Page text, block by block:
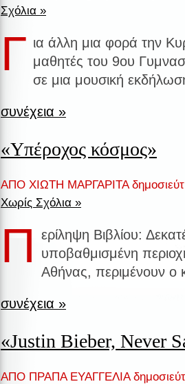
Σχόλια »
Γ ια άλλη μια φορά την
μαθητές του 9ου
σε μια μουσική
συνέχεια »
«Υπέροχος κόσμος»
ΑΠΟ ΧΙΩΤΗ ΜΑΡΓΑΡΙΤΑ
Χωρίς Σχόλια »
Π
ερίληψη Βιβλίου:
υποβαθμισμένη
Αθήνας, περιμένουν ο
συνέχεια »
«Justin Bieber, Never
ΑΠΟ ΠΡΑΠΑ ΕΥΑΓΓΕΛΙΑ